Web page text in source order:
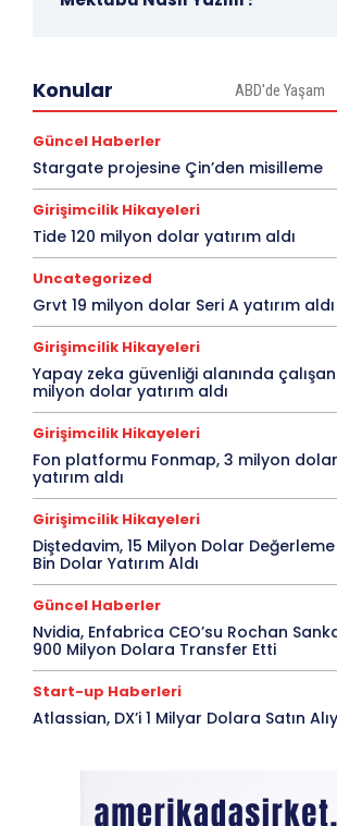
Konular ABD'de Yaşam
Güncel Haberler
Stargate projesine Çin’den misilleme
Girişimcilik Hikayeleri
Tide 120 milyon dolar yatırım aldı
Uncategorized
Grvt 19 milyon dolar Seri A yatırım aldı
Girişimcilik Hikayeleri
Yapay zeka güvenliği alanında
milyon dolar yatırım aldı
Girişimcilik Hikayeleri
Fon platformu Fonmap, 3 milyon
yatırım aldı
Girişimcilik Hikayeleri
Diştedavim, 15 Milyon Dolar
Bin Dolar Yatırım Aldı
Güncel Haberler
Nvidia, Enfabrica CEO’su Rochan
900 Milyon Dolara Transfer Etti
Start-up Haberleri
Atlassian, DX’i 1 Milyar Dolara Satın